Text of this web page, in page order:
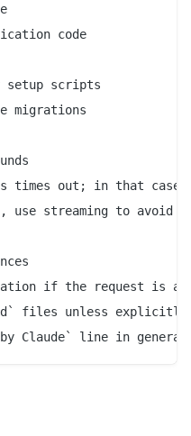
code
scripts
migrations
times out; in that
use streaming to avoid
if the request is
files unless
Claude` line in